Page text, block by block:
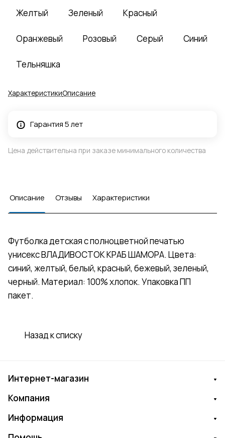
Желтый Зеленый Красный
Оранжевый Розовый Серый Синий
Тельняшка
ХарактеристикиОписание
Гарантия 5 лет
Цена действительна при заказе минимального количества
Описание Отзывы Характеристики
Футболка детская с полноцветной печатью
унисекс ВЛАДИВОСТОК КРАБ ШАМОРА. Цвета:
синий, желтый, белый, красный, бежевый, зеленый,
черный. Материал: 100% хлопок. Упаковка ПП
пакет.
Назад к списку
Интернет-магазин
Компания
Информация